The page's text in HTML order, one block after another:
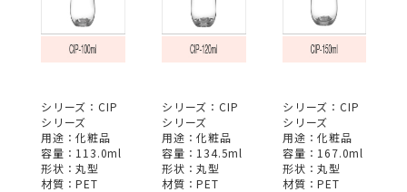
シリーズ：CIP
シリーズ
用途：化粧品
容量：113.0ml
形状：丸型
材質：PET
シリーズ：CIP
シリーズ
用途：化粧品
容量：134.5ml
形状：丸型
材質：PET
シリーズ：CIP
シリーズ
用途：化粧品
容量：167.0ml
形状：丸型
材質：PET